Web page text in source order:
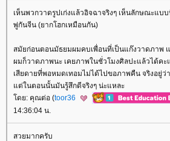
เห็นพวกวาดรูปเก่งแล้วอิจฉาจริงๆ เห็นลักษณะแบ
พู่กันจีน (ยากโฮกเหมือนกัน)
สมัยก่อนตอนมัธยมผมคบเพื่อนที่เป็นแก๊งวาดภาพ
ผมก็วาดภาพนะ เคยภาพในชั่วโมงศิลปะแล้วได้คะ
เสียดายที่พอหมดเทอมไม่ได้ไปขอภาพคืน จริงอยู่ว่
ต่ในตอนนั้นมันรู้สึกดีจริงๆ น่ะแหละ
ดย: คุณต่อ (toor36
14:36:04 น.
สวยมากครับ